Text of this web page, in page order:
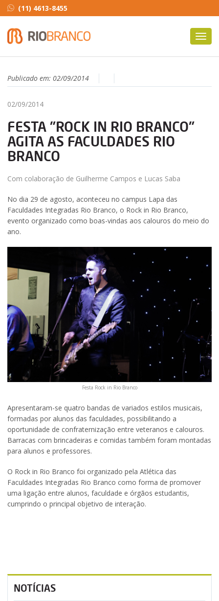
(11) 4613-8455
Publicado em: 02/09/2014
02/09/2014
FESTA "ROCK IN RIO BRANCO"
AGITA AS FACULDADES RIO
BRANCO
Com colaboração de Guilherme Campos e Lucas Saba
No dia 29 de agosto, aconteceu no campus Lapa das
Faculdades Integradas Rio Branco, o Rock in Rio Branco,
evento organizado como boas-vindas aos calouros do meio do
ano.
Festa Rock in Rio Branco
Apresentaram-se quatro bandas de variados estilos musicais,
formadas por alunos das faculdades, possibilitando a
oportunidade de confraternização entre veteranos e calouros.
Barracas com brincadeiras e comidas também foram montadas
para alunos e professores.
O Rock in Rio Branco foi organizado pela Atlética das
Faculdades Integradas Rio Branco como forma de promover
uma ligação entre alunos, faculdade e órgãos estudantis,
cumprindo o principal objetivo de interação.
NOTÍCIAS